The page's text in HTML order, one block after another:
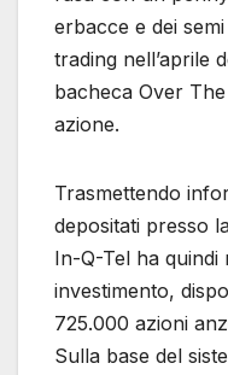
erbacce e dei
trading nell’aprile
bacheca Over
azione.
Trasmettendo
depositati presso
In-Q-Tel ha
investimento,
725.000 azioni
Sulla base del